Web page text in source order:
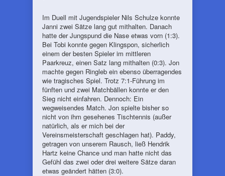
Im Duell mit Jugendspieler Nils Schulze konnte
Janni zwei Sätze lang gut mithalten. Danach
hatte der Jungspund die Nase etwas vorn (1:3).
Bei Tobi konnte gegen Klingspon, sicherlich
einem der besten Spieler im mittleren
Paarkreuz, einen Satz lang mithalten (0:3). Jon
machte gegen Ringleb ein ebenso überragendes
wie tragisches Spiel. Trotz 7:1-Führung im
fünften und zwei Matchbällen konnte er den
Sieg nicht einfahren. Dennoch: Ein
wegweisendes Match. Jon spielte bisher so
nicht von ihm gesehenes Tischtennis (außer
natürlich, als er mich bei der
Vereinsmeisterschaft geschlagen hat). Paddy,
getragen von unserem Rausch, ließ Hendrik
Hartz keine Chance und man hatte nicht das
Gefühl das zwei oder drei weitere Sätze daran
etwas geändert hätten (3:0).